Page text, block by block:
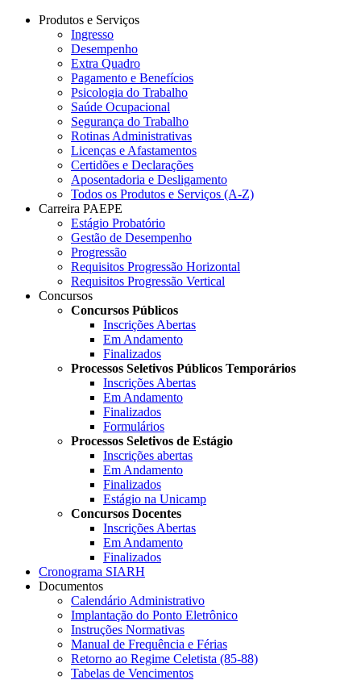
Produtos e Serviços
Ingresso
Desempenho
Extra Quadro
Pagamento e Benefícios
Psicologia do Trabalho
Saúde Ocupacional
Segurança do Trabalho
Rotinas Administrativas
Licenças e Afastamentos
Certidões e Declarações
Aposentadoria e Desligamento
Todos os Produtos e Serviços (A-Z)
Carreira PAEPE
Estágio Probatório
Gestão de Desempenho
Progressão
Requisitos Progressão Horizontal
Requisitos Progressão Vertical
Concursos
Concursos Públicos
Inscrições Abertas
Em Andamento
Finalizados
Processos Seletivos Públicos Temporários
Inscrições Abertas
Em Andamento
Finalizados
Formulários
Processos Seletivos de Estágio
Inscrições abertas
Em Andamento
Finalizados
Estágio na Unicamp
Concursos Docentes
Inscrições Abertas
Em Andamento
Finalizados
Cronograma SIARH
Documentos
Calendário Administrativo
Implantação do Ponto Eletrônico
Instruções Normativas
Manual de Frequência e Férias
Retorno ao Regime Celetista (85-88)
Tabelas de Vencimentos